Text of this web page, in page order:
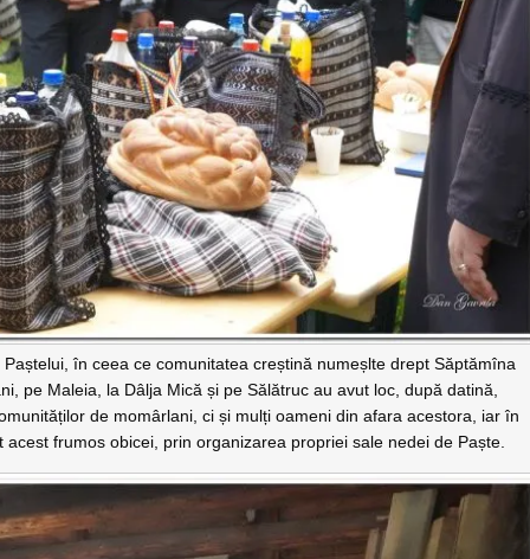
în ceea ce comunitatea creștină numeșlte drept Săptămîna
pe Maleia, la Dâlja Mică și pe Sălătruc au avut loc, după datină,
de momârlani, ci și mulți oameni din afara acestora, iar în
frumos obicei, prin organizarea propriei sale nedei de Paște.